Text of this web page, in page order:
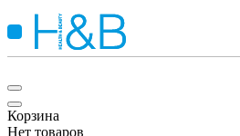
Корзина
Нет товаров